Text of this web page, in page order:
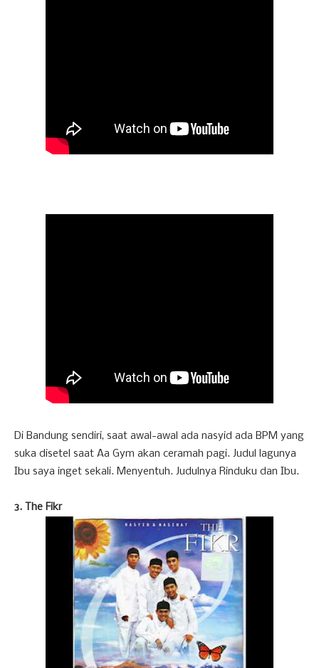
Di Bandung sendiri, saat awal-awal ada nasyid ada BPM yang
suka disetel saat Aa Gym akan ceramah pagi. Judul lagunya
Ibu saya inget sekali. Menyentuh. Judulnya Rinduku dan Ibu.
3. The Fikr